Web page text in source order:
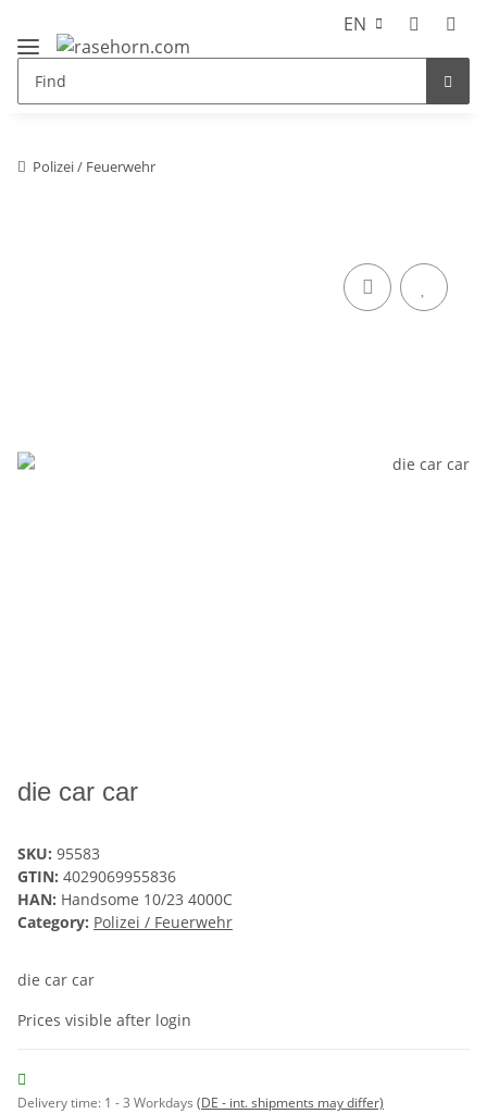
EN
Polizei / Feuerwehr
die car car
SKU: 95583
GTIN: 4029069955836
HAN: Handsome 10/23 4000C
Category: Polizei / Feuerwehr
die car car
Prices visible after login
Delivery time: 1 - 3 Workdays (DE - int. shipments may differ)